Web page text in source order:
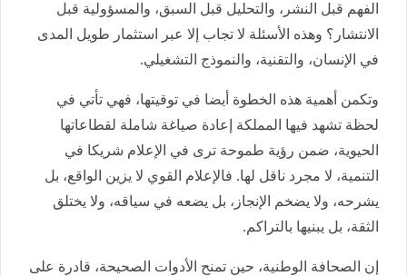
الفهم قبل النشر، والتحليل قبل السبق، والمسؤولية قبل
الانتشار؟ وهذه الأسئلة لا تجاب إلا عبر استثمار طويل المدى
في الإنسان، والتقنية، والنموذج التشغيلي.
وتكمن أهمية هذه الخطوة أيضا في توقيتها، فهي تأتي في
لحظة تشهد فيها المملكة إعادة صياغة شاملة لقطاعاتها
الحيوية، ضمن رؤية طموحة ترى في الإعلام شريكا في
التنمية، لا مجرد ناقل لها. فالإعلام القوي لا يزين الواقع، بل
يشرحه، ولا يضخم الإنجاز، بل يضعه في سياقه، ولا يختلق
الثقة، بل يبنيها بالتراكم.
إن الصحافة الوطنية، حين تمنح الأدوات الصحيحة، قادرة على